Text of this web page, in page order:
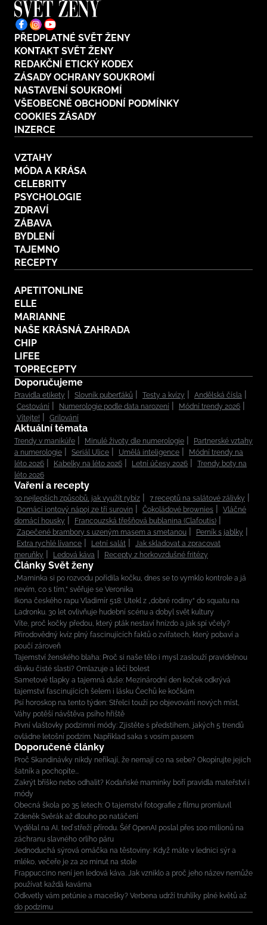
PŘEDPLATNÉ SVĚT ŽENY
KONTAKT SVĚT ŽENY
REDAKČNÍ ETICKÝ KODEX
ZÁSADY OCHRANY SOUKROMÍ
NASTAVENÍ SOUKROMÍ
VŠEOBECNÉ OBCHODNÍ PODMÍNKY
COOKIES ZÁSADY
INZERCE
VZTAHY
MÓDA A KRÁSA
CELEBRITY
PSYCHOLOGIE
ZDRAVÍ
ZÁBAVA
BYDLENÍ
TAJEMNO
RECEPTY
APETITONLINE
ELLE
MARIANNE
NAŠE KRÁSNÁ ZAHRADA
CHIP
LIFEE
TOPRECEPTY
Doporučujeme
Pravidla etikety Slovník puberťáků Testy a kvízy
Andělská čísla
Cestování
Numerologie podle data narození
Módní trendy 2026
Vítejte!
Grilování
Aktuální témata
Trendy v manikúře Minulé životy dle numerologie
Partnerské vztahy
a numerologie
Seriál Ulice Umělá inteligence
Módní trendy na
léto 2026
Kabelky na léto 2026 Letní účesy 2026
Trendy boty na
léto 2026
Vaření a recepty
30 nejlepších způsobů, jak využít rybíz
7 receptů na salátové zálivky
Domácí iontový nápoj ze tří surovin
Čokoládové brownies
Vláčné
domácí housky
Francouzská třešňová bublanina (Clafoutis)
Zapečené brambory s uzeným masem a smetanou
Perník s jablky
Extra rychlé lívance
Letní salát
Jak skladovat a zpracovat
meruňky
Ledová káva Recepty z horkovzdušné fritézy
Články Svět ženy
„Maminka si po rozvodu pořídila kočku, dnes se to vymklo kontrole a já
nevím, co s tím,“ svěřuje se Veronika
Ikona českého rapu Vladimír 518: Utekl z „dobré rodiny“ do squatu na
Ladronku. 30 let ovlivňuje hudební scénu a dobyl svět kultury
Víte, proč kočky předou, který pták nestaví hnízdo a jak spí včely?
Přírodovědný kvíz plný fascinujících faktů o zvířatech, který pobaví a
poučí zároveň
Tajemství ženského blaha: Proč si naše tělo i mysl zaslouží pravidelnou
dávku čisté slasti? Omlazuje a léčí bolest
Sametové tlapky a tajemná duše: Mezinárodní den koček odkrývá
tajemství fascinujících šelem i lásku Čechů ke kočkám
Psí horoskop na tento týden: Střelci touží po objevování nových míst,
Váhy potěší návštěva psího hřiště
První vlaštovky podzimní módy: Zjistěte s předstihem, jakých 5 trendů
ovládne letošní podzim. Například saka s vosím pasem
Doporučené články
Proč Skandinávky nikdy neříkají, že nemají co na sebe? Okopírujte jejich
šatník a pochopíte...
Zakrýt bříško nebo odhalit? Kodaňské maminky boří pravidla mateřství i
módy
Obecná škola po 35 letech: O tajemství fotografie z filmu promluvil
Zdeněk Svěrák až dlouho po natáčení
Vydělal na AI, teď střeží přírodu. Šéf OpenAI poslal přes 100 milionů na
záchranu slavného orlího páru
Jednoduchá sýrová omáčka na těstoviny: Když máte v lednici sýr a
mléko, večeře je za 20 minut na stole
Frappuccino není jen ledová káva. Jak vzniklo a proč jeho název nemůže
používat každá kavárna
Odkvetly vám petúnie a macešky? Verbena udrží truhlíky plné květů až
do podzimu